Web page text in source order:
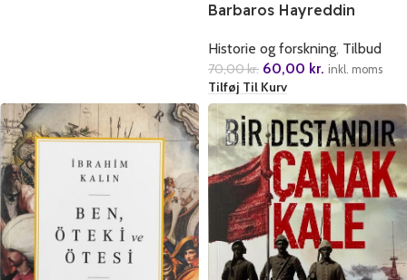
Barbaros Hayreddin
Historie og forskning, Tilbud
70,00kr. 60,00 kr. inkl. moms
Tilføj Til Kurv